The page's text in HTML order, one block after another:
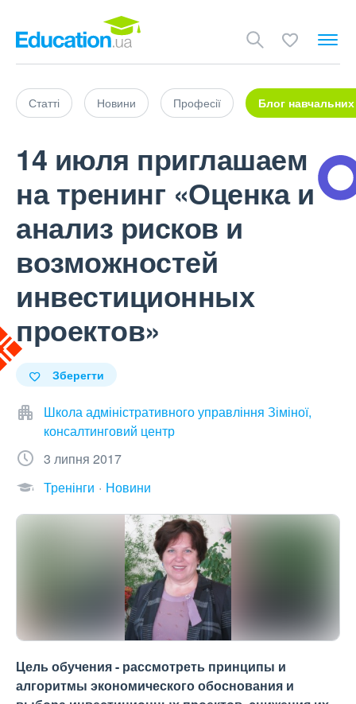
Статті Новини Професії Блог навчальних
14 июля приглашаем
на тренинг «Оценка и
анализ рисков и
возможностей
инвестиционных
проектов»
Зберегти
Школа адміністративного управління Зіміної,
консалтинговий центр
3 липня 2017
Тренінги
Новини
Цель обучения - рассмотреть принципы и
алгоритмы экономического обоснования и